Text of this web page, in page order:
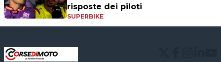
risposte dei piloti
SUPERBIKE